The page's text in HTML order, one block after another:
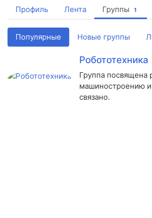
Профиль Лента Группы 1
Популярные Новые группы
Робототехника
Группа посвящена
машиностроению и
связано.